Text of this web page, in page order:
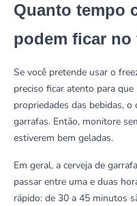
Quanto tempo
podem ficar no
Se você pretende usar o
preciso ficar atento para
propriedades das bebidas,
garrafas. Então, monitore
estiverem bem geladas.
Em geral, a cerveja de
passar entre uma e duas
rápido: de 30 a 45 minutos